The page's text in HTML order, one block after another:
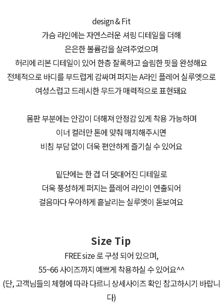
design & Fit
가슴 라인에는 자연스러운 셔링 디테일을 더해
은은한 볼륨감을 살려주었으며
허리에 리본 디테일이 있어 한층 잘록하고 슬림한 핏을 완성해요
전체적으로 바디를 부드럽게 감싸며 퍼지는 A라인 플레어 실루엣으로
여성스럽고 드레시한 무드가 매력적으로 표현돼요
몸판 부분에는 안감이 더해져 안정감 있게 착용 가능하며
이너 컬러만 톤에 맞춰 매치해주시면
비침 부담 없이 더욱 편안하게 즐기실 수 있어요
밑단에는 한 겹 더 덧대어진 디테일로
더욱 풍성하게 퍼지는 플레어 라인이 연출되어
걸음마다 우아하게 흩날리는 실루엣이 돋보여요
Size Tip
FREE size 로 구성 되어 있으며,
55~66 사이즈까지 예쁘게 착용하실 수 있어요^^
(단, 고객님들의 체형에 따라 다르니 상세사이즈 확인 참고하시기 바랍니
다)